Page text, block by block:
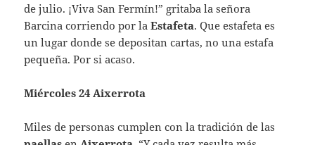
de julio. ¡Viva San Fermín!” gritaba la señora
Barcina corriendo por laEstafeta. Que estafeta es
un lugar donde se depositan cartas, no una estafa
pequeña. Por si acaso.
Miércoles 24 Aixerrota
Miles de personas cumplen con la tradición de las